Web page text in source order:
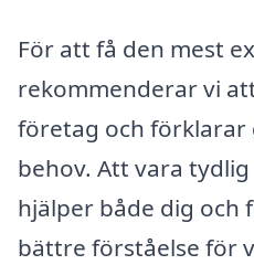
För att få den mest
rekommenderar vi
företag och förklarar
behov. Att vara
hjälper både dig och
bättre förståelse för